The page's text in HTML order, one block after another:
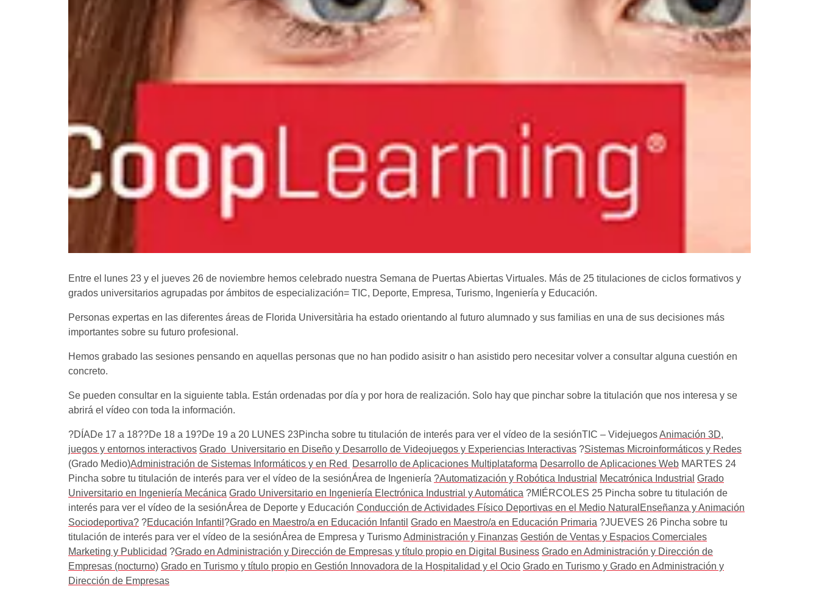
Entre el lunes 23 y el jueves 26 de noviembre hemos celebrado nuestra Semana de Puertas Abiertas Virtuales. Más de 25 titulaciones de ciclos formativos y
grados universitarios agrupadas por ámbitos de especialización= TIC, Deporte, Empresa, Turismo, Ingeniería y Educación.
Personas expertas en las diferentes áreas de Florida Universitària ha estado orientando al futuro alumnado y sus familias en una de sus decisiones más
importantes sobre su futuro profesional.
Hemos grabado las sesiones pensando en aquellas personas que no han podido asisitr o han asistido pero necesitar volver a consultar alguna cuestión en
concreto.
Se pueden consultar en la siguiente tabla. Están ordenadas por día y por hora de realización. Solo hay que pinchar sobre la titulación que nos interesa y se
abrirá el vídeo con toda la información.
?DÍADe 17 a 18??De 18 a 19?De 19 a 20 LUNES 23Pincha sobre tu titulación de interés para ver el vídeo de la sesiónTIC – VidejuegosAnimación 3D,
juegos y entornos interactivos Grado Universitario en Diseño y Desarrollo de Videojuegos y Experiencias Interactivas ?Sistemas Microinformáticos y Redes
(Grado Medio)Administración de Sistemas Informáticos y en Red Desarrollo de Aplicaciones Multiplataforma Desarrollo de Aplicaciones Web MARTES 24
Pincha sobre tu titulación de interés para ver el vídeo de la sesiónÁrea de Ingeniería ?Automatización y Robótica Industrial Mecatrónica Industrial Grado
Universitario en Ingeniería Mecánica Grado Universitario en Ingeniería Electrónica Industrial y Automática ?MIÉRCOLES 25 Pincha sobre tu titulación de
interés para ver el vídeo de la sesiónÁrea de Deporte y Educación Conducción de Actividades Físico Deportivas en el Medio Natural Enseñanza y Animación
Sociodeportiva? ?Educación Infantil ?Grado en Maestro/a en Educación Infantil Grado en Maestro/a en Educación Primaria ?JUEVES 26 Pincha sobre tu
titulación de interés para ver el vídeo de la sesiónÁrea de Empresa y TurismoAdministración y Finanzas Gestión de Ventas y Espacios Comerciales
Marketing y Publicidad ?Grado en Administración y Dirección de Empresas y título propio en Digital Business Grado en Administración y Dirección de
Empresas (nocturno) Grado en Turismo y título propio en Gestión Innovadora de la Hospitalidad y el Ocio Grado en Turismo y Grado en Administración y
Dirección de Empresas